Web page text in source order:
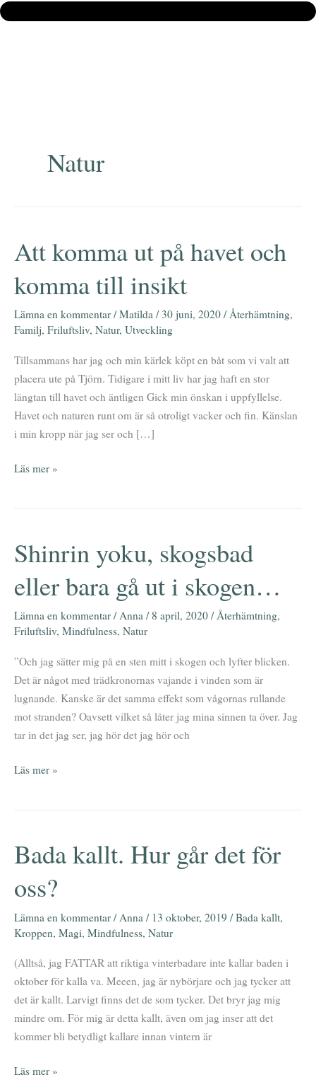
Natur
Att komma ut på havet och
komma till insikt
Lämna en kommentar /Matilda / 30 juni, 2020 /Återhämtning,
Familj, Friluftsliv, Natur, Utveckling
Tillsammans har jag och min kärlek köpt en båt som vi valt att
placera ute på Tjörn. Tidigare i mitt liv har jag haft en stor
längtan till havet och äntligen Gick min önskan i uppfyllelse.
Havet och naturen runt om är så otroligt vacker och fin. Känslan
i min kropp när jag ser och […]
Att
komma
ut
på
havet
och
komma
till
insikt
Läs mer »
Shinrin yoku, skogsbad
eller bara gå ut i skogen…
Lämna en kommentar /Anna / 8 april, 2020 /Återhämtning,
Friluftsliv, Mindfulness, Natur
”Och jag sätter mig på en sten mitt i skogen och lyfter blicken.
Det är något med trädkronornas vajande i vinden som är
lugnande. Kanske är det samma effekt som vågornas rullande
mot stranden? Oavsett vilket så låter jag mina sinnen ta över. Jag
tar in det jag ser, jag hör det jag hör och
Shinrin
yoku,
skogsbad
eller
bara
gå
ut
i
skogen…
Läs mer »
Bada kallt. Hur går det för
oss?
Lämna en kommentar / Anna / 13 oktober, 2019 /Bada kallt,
Kroppen, Magi, Mindfulness, Natur
(Alltså, jag FATTAR att riktiga vinterbadare inte kallar baden i
oktober för kalla va. Meeen, jag är nybörjare och jag tycker att
det är kallt. Larvigt finns det de som tycker. Det bryr jag mig
mindre om. För mig är detta kallt, även om jag inser att det
kommer bli betydligt kallare innan vintern är
Bada
kallt.
Hur
går
det
för
oss?
Läs mer »